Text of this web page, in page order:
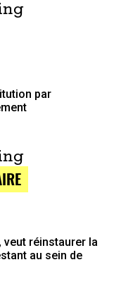
par
réinstaurer la
au sein de